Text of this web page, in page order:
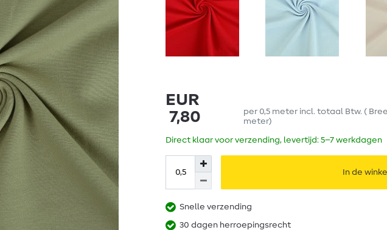
EUR
7,80
per 0,5 meter incl. totaal Btw. (
meter)
Direct klaar voor verzending, levertijd: 5–7 werkdagen
In de
Snelle verzending
30 dagen herroepingsrecht